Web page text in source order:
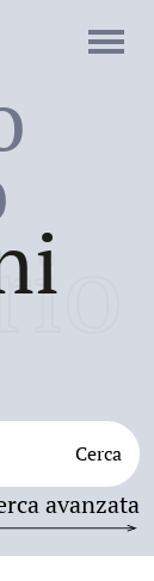
Cerca
avanzata